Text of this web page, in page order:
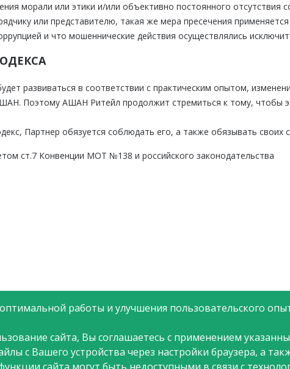
работы и улучшения пользовательского
сайта, Вы соглашаетесь с применением
с Вашего устройства через настройки браузера, а
морали или этики и/или объективно постоянного отсутствия
или представителю, такая же мера пресечения
и что мошеннические действия осуществлялись
развиваться в соответствии с практическим опытом,
Поэтому АШАН Ритейл продолжит стремиться к тому, чтобы
Партнер обязуется соблюдать его, а также обязывать своих
ст.7 Конвенции МОТ №138 и российского законодательства